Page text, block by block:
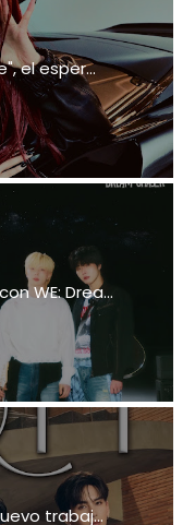
el esper...
WE: Drea...
trabaj...